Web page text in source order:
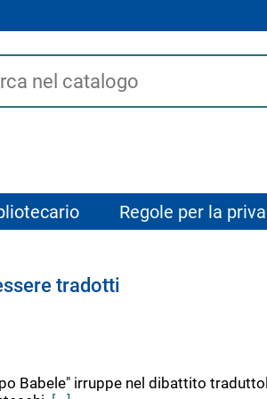
"Catalogo"
Regole per la
tradotti
Babele" irruppe nel dibattito